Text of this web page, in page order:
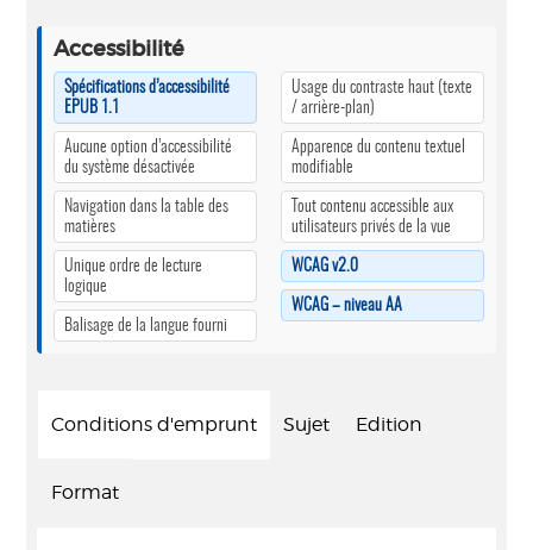
Accessibilité
Spécifications d’accessibilité
EPUB 1.1
Aucune option d’accessibilité
du système désactivée
Navigation dans la table des
matières
Unique ordre de lecture
logique
Balisage de la langue fourni
Usage du contraste haut (texte
/ arrière-plan)
Apparence du contenu textuel
modifiable
Tout contenu accessible aux
utilisateurs privés de la vue
WCAG v2.0
WCAG – niveau AA
Conditions d'emprunt Sujet Edition
Format